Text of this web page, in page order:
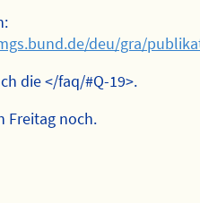
deu/gra/
die </faq/#Q-19>.
Freitag noch.